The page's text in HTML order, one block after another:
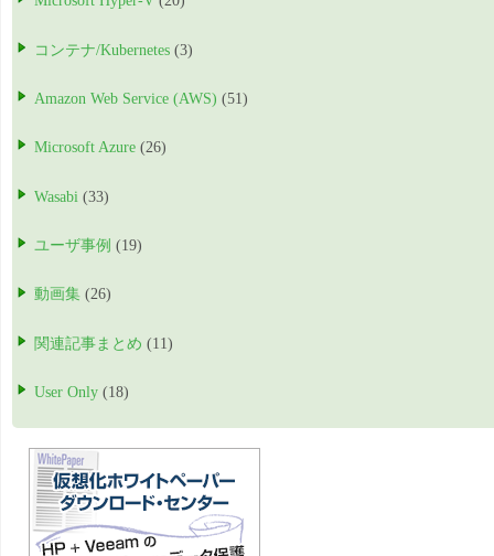
コンテナ/Kubernetes (3)
Amazon Web Service (AWS) (51)
Microsoft Azure (26)
Wasabi (33)
ユーザ事例 (19)
動画集 (26)
関連記事まとめ (11)
User Only (18)